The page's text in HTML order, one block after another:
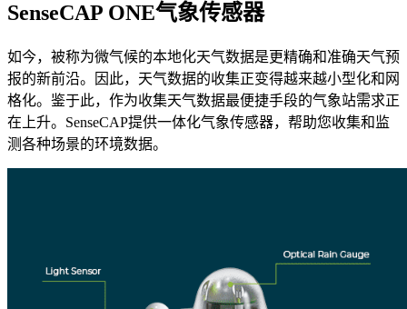
SenseCAP ONE气象传感器
如今，被称为微气候的本地化天气数据是更精确和准确天气预
报的新前沿。因此，天气数据的收集正变得越来越小型化和网
格化。鉴于此，作为收集天气数据最便捷手段的气象站需求正
在上升。SenseCAP提供一体化气象传感器，帮助您收集和监
测各种场景的环境数据。